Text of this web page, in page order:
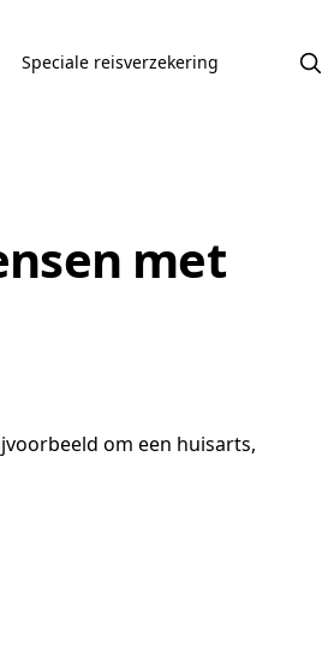
Speciale reisverzekering
met
om een huisarts,